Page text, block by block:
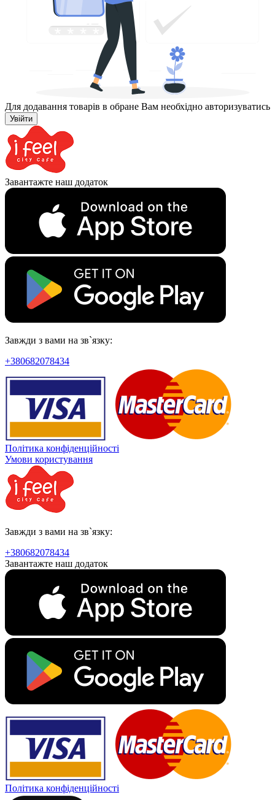
Для додавання товарів в обране Вам необхідно авторизуватись
Увійти
Завантажте наш додаток
Завжди з вами на зв`язку:
+380682078434
Політика конфіденційності
Умови користування
Завжди з вами на зв`язку:
+380682078434
Завантажте наш додаток
Політика конфіденційності